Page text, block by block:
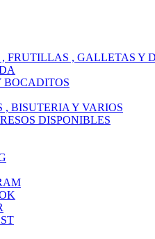
, FRUTILLAS , GALLETAS Y
BOCADITOS
, BISUTERIA Y VARIOS
DISPONIBLES